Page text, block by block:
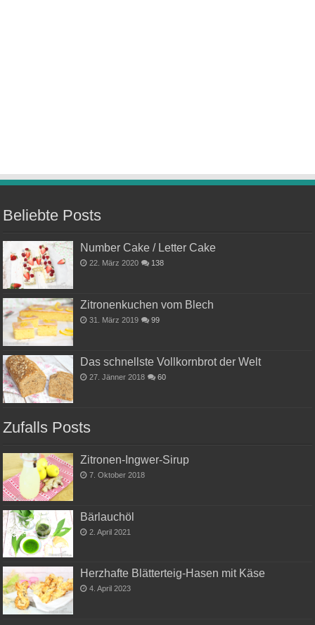
Beliebte Posts
Number Cake / Letter Cake
22. März 2020 138
Zitronenkuchen vom Blech
31. März 2019 99
Das schnellste Vollkornbrot der Welt
27. Jänner 2018 60
Zufalls Posts
Zitronen-Ingwer-Sirup
7. Oktober 2018
Bärlauchöl
2. April 2021
Herzhafte Blätterteig-Hasen mit Käse
4. April 2023